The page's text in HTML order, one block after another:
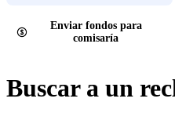
Enviar fondos para
comisaría
Buscar a un